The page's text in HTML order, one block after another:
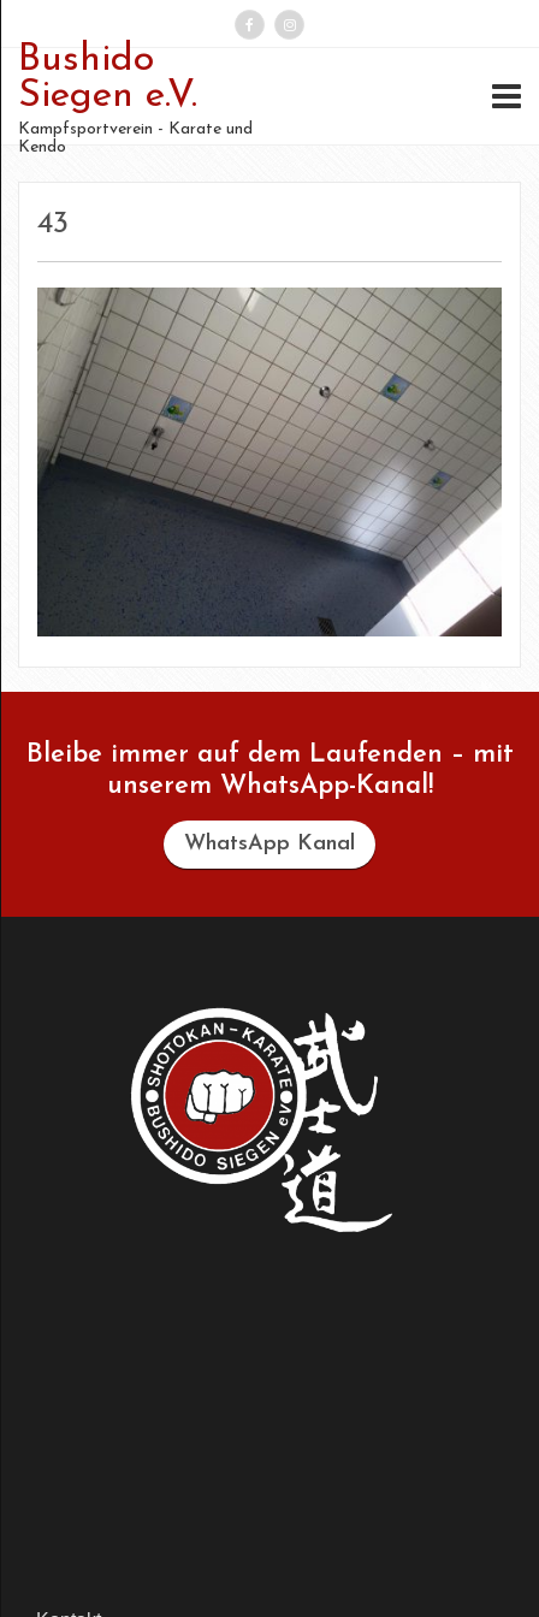
Suchen
nach:
Bushido
Siegen e.V.
Kampfsportverein - Karate und
Kendo
43
Bleibe immer auf dem Laufenden – mit
unserem WhatsApp-Kanal!
WhatsApp Kanal